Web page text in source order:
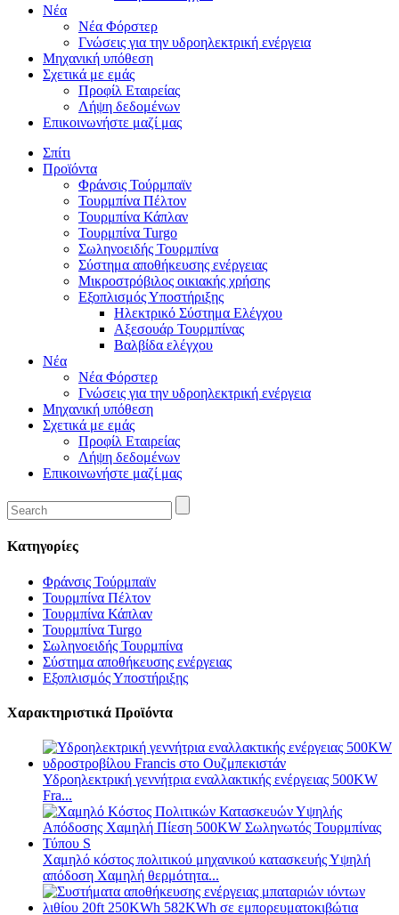
Νέα
Νέα Φόρστερ
Γνώσεις για την υδροηλεκτρική ενέργεια
Μηχανική υπόθεση
Σχετικά με εμάς
Προφίλ Εταιρείας
Λήψη δεδομένων
Επικοινωνήστε μαζί μας
Σπίτι
Προϊόντα
Φράνσις Τούρμπαϊν
Τουρμπίνα Πέλτον
Τουρμπίνα Κάπλαν
Τουρμπίνα Turgo
Σωληνοειδής Τουρμπίνα
Σύστημα αποθήκευσης ενέργειας
Μικροστρόβιλος οικιακής χρήσης
Εξοπλισμός Υποστήριξης
Ηλεκτρικό Σύστημα Ελέγχου
Αξεσουάρ Τουρμπίνας
Βαλβίδα ελέγχου
Νέα
Νέα Φόρστερ
Γνώσεις για την υδροηλεκτρική ενέργεια
Μηχανική υπόθεση
Σχετικά με εμάς
Προφίλ Εταιρείας
Λήψη δεδομένων
Επικοινωνήστε μαζί μας
Κατηγορίες
Φράνσις Τούρμπαϊν
Τουρμπίνα Πέλτον
Τουρμπίνα Κάπλαν
Τουρμπίνα Turgo
Σωληνοειδής Τουρμπίνα
Σύστημα αποθήκευσης ενέργειας
Εξοπλισμός Υποστήριξης
Χαρακτηριστικά Προϊόντα
Υδροηλεκτρική γεννήτρια εναλλακτικής ενέργειας 500KW
Fra...
Χαμηλό κόστος πολιτικού μηχανικού κατασκευής Υψηλή
απόδοση Χαμηλή θερμότητα...